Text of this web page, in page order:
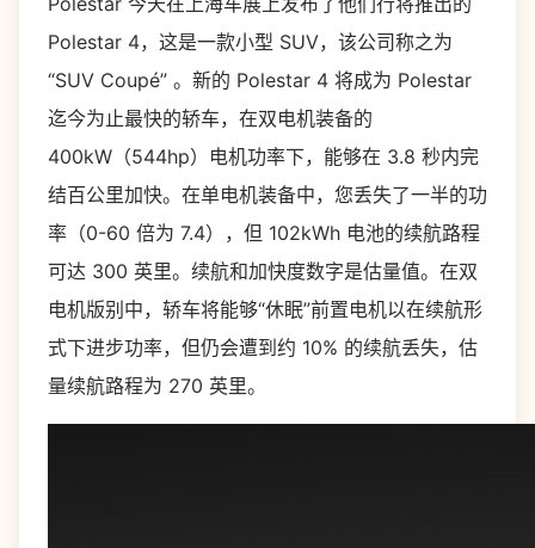
Polestar 4，这是一款小型 SUV，该公司称之为
“SUV Coupé” 。新的 Polestar 4 将成为 Polestar
迄今为止最快的轿车，在双电机装备的
400kW（544hp）电机功率下，能够在 3.8 秒内完
结百公里加快。在单电机装备中，您丢失了一半的功
率（0-60 倍为 7.4），但 102kWh 电池的续航路程
可达 300 英里。续航和加快度数字是估量值。在双
电机版别中，轿车将能够“休眠”前置电机以在续航形
式下进步功率，但仍会遭到约 10% 的续航丢失，估
量续航路程为 270 英里。